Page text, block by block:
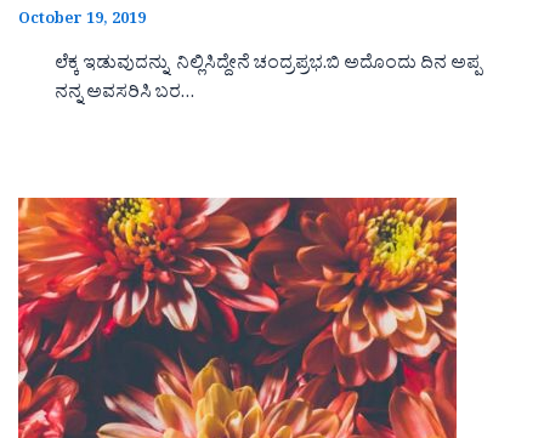
October 19, 2019
ಲೆಕ್ಕ ಇಡುವುದನ್ನು ನಿಲ್ಲಿಸಿದ್ದೇನೆ ಚಂದ್ರಪ್ರಭ.ಬಿ ಅದೊಂದು ದಿನ ಅಪ್ಪ
ನನ್ನ ಅವಸರಿಸಿ ಬರ…